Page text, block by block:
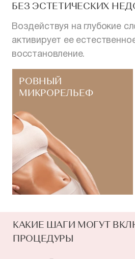
БЕЗ ЭСТЕТИЧЕСКИХ
Воздействуя на глубокие
активирует ее
восстановление.
РОВНЫЙ
МИКРОРЕЛЬЕФ
КАКИЕ ШАГИ МОГУТ
ПРОЦЕДУРЫ